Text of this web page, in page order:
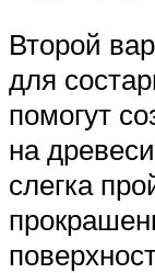
Второй
для
помогут
на
слегка